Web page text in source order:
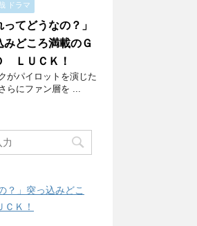
ドラマ
ってどうなの？」
みどころ満載のＧ
ＬＵＣＫ！
がパイロットを演じた
らにファン層を ...
？」突っ込みどこ
Ｋ！